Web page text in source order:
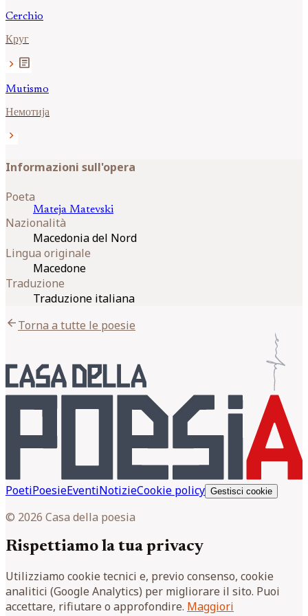
Cerchio
Круг
chevron_right article
Mutismo
Немотија
chevron_right
Informazioni sull'opera
Poeta
Mateja Matevski
Nazionalità
Macedonia del Nord
Lingua originale
Macedone
Traduzione
Traduzione italiana
arrow_backTorna a tutte le poesie
PoetiPoesieEventiNotizieCookie policy Gestisci cookie
© 2026 Casa della poesia
Rispettiamo la tua privacy
Utilizziamo cookie tecnici e, previo consenso, cookie
analitici (Google Analytics) per migliorare il sito. Puoi
accettare, rifiutare o approfondire. Maggiori